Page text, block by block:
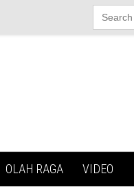
Search
for:
OLAH RAGA VIDEO